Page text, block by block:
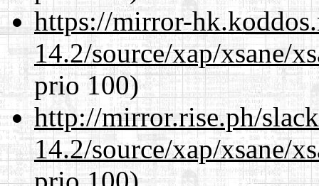
https://mirror-
14.2/source/xap/xsane/
prio 100)
http://mirror.rise.ph/
14.2/source/xap/xsane/